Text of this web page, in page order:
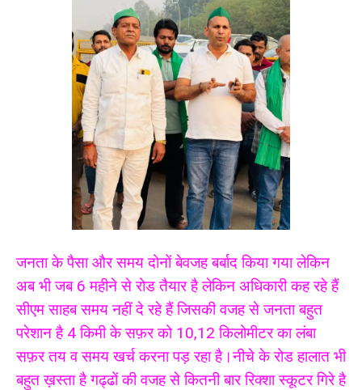
जनता के पैसा और समय दोनों बेवजह बर्बाद किया गया लेकिन
अब भी जब 6 महीने से रोड तैयार है लेकिन अधिकारी कह रहे हैं
सीएम साहब समय नहीं दे रहे हैं जिसकी वजह से जनता बहुत
परेशान है 4 किमी के सफ़र को 10,12 किलोमीटर का लंबा
सफ़र तय व समय खर्च करना पड़ रहा है।नीचे के रोड हालात भी
बहुत ख़स्ता है गढ्ढों की वजह से कितनी बार रिक्शा स्कूटर गिरे है